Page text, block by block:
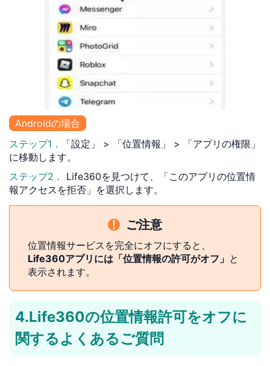
Androidの場合
ステップ1．
「設定」 > 「位置情報」 > 「アプリの権限」
に移動します。
ステップ2．
Life360を見つけて、「このアプリの位置情
報アクセスを拒否」を選択します。
ご注意
位置情報サービスを完全にオフにすると、
Life360アプリには「位置情報の許可がオフ」 と
表示されます。
4.Life360の位置情報許可をオフに
関するよくあるご質問